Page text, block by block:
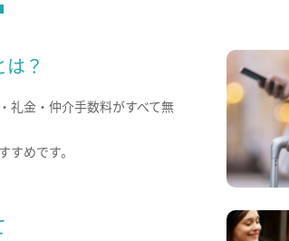
？
礼金・仲介手数料がすべて無
めです。